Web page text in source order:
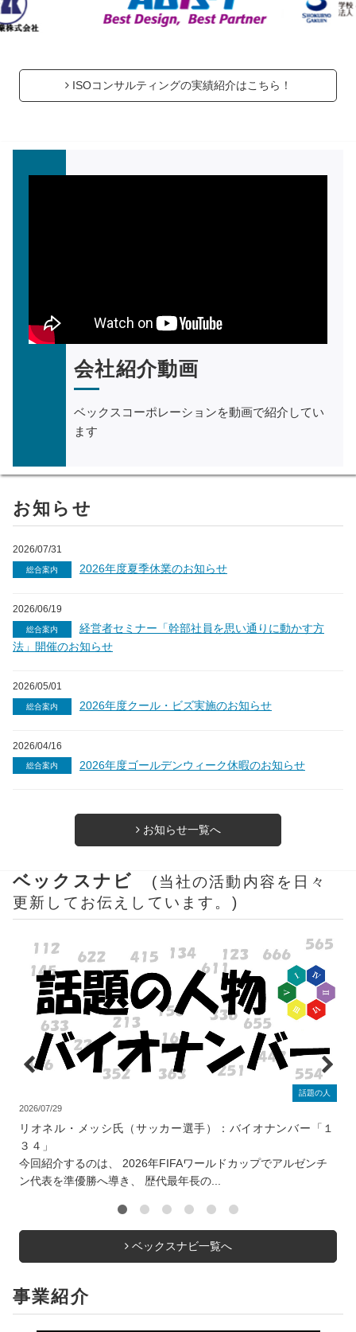
ISOコンサルティングの実績紹介はこちら！
会社紹介動画
ベックスコーポレーションを動画で紹介してい
ます
お知らせ
2026/07/31
総合案内 2026年度夏季休業のお知らせ
2026/06/19
総合案内
経営者セミナー「幹部社員を思い通りに動かす方
法」開催のお知らせ
2026/05/01
総合案内 2026年度クール・ビズ実施のお知らせ
2026/04/16
総合案内 2026年度ゴールデンウィーク休暇のお知らせ
お知らせ一覧へ
ベックスナビ
(当社の活動内容を日々
更新してお伝えしています。)
話題の人
2026/07/29
リオネル・メッシ氏（サッカー選手）：バイオナンバー「１
３４」
今回紹介するのは、 2026年FIFAワールドカップでアルゼンチ
ン代表を準優勝へ導き、 歴代最年長の...
ベックスナビ一覧へ
事業紹介